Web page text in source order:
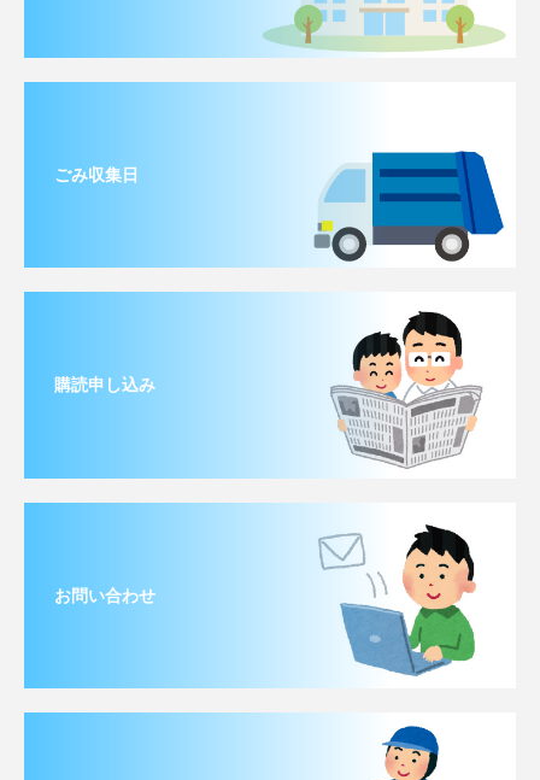
ごみ収集日
購読申し込み
お問い合わせ